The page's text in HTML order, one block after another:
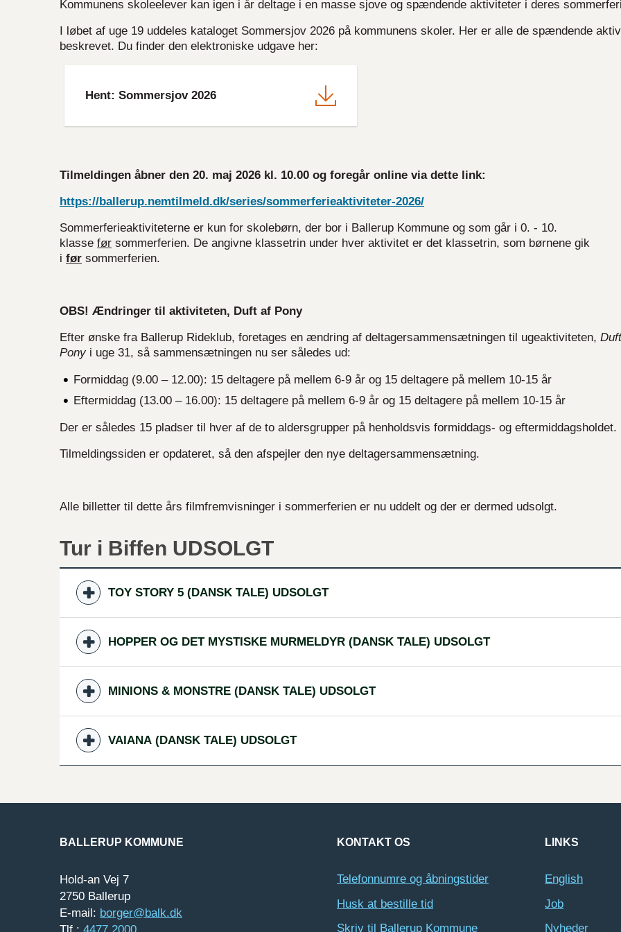
Kommunens skoleelever kan igen i år deltage i en masse sjove og spændende aktiviteter i deres
I løbet af uge 19 uddeles kataloget Sommersjov 2026 på kommunens skoler. Her er alle de spændende
beskrevet. Du finder den elektroniske udgave her:
Hent: Sommersjov 2026
Tilmeldingen åbner den 20. maj 2026 kl. 10.00 og foregår online via dette link:
https://ballerup.nemtilmeld.dk/series/sommerferieaktiviteter-2026/
Sommerferieaktiviteterne er kun for skolebørn, der bor i Ballerup Kommune og som går i 0. - 10.
klasse før sommerferien. De angivne klassetrin under hver aktivitet er det klassetrin, som børnene gik
i før sommerferien.
OBS! Ændringer til aktiviteten, Duft af Pony
Efter ønske fra Ballerup Rideklub, foretages en ændring af deltagersammensætningen til ugeaktiviteten,
Pony i uge 31, så sammensætningen nu ser således ud:
Formiddag (9.00 – 12.00): 15 deltagere på mellem 6-9 år og 15 deltagere på mellem 10-15 år
Eftermiddag (13.00 – 16.00): 15 deltagere på mellem 6-9 år og 15 deltagere på mellem 10-15 år
Der er således 15 pladser til hver af de to aldersgrupper på henholdsvis formiddags- og eftermiddagsholdet.
Tilmeldingssiden er opdateret, så den afspejler den nye deltagersammensætning.
Alle billetter til dette års filmfremvisninger i sommerferien er nu uddelt og der er dermed udsolgt.
Tur i Biffen UDSOLGT
TOY STORY 5 (DANSK TALE) UDSOLGT
HOPPER OG DET MYSTISKE MURMELDYR (DANSK TALE) UDSOLGT
MINIONS & MONSTRE (DANSK TALE) UDSOLGT
VAIANA (DANSK TALE) UDSOLGT
BALLERUP KOMMUNE
Hold-an Vej 7
2750 Ballerup
E-mail: borger@balk.dk
KONTAKT OS
Telefonnumre og åbningstider
Husk at bestille tid
Skriv til Ballerup Kommune
LINKS
English
Job
Nyheder